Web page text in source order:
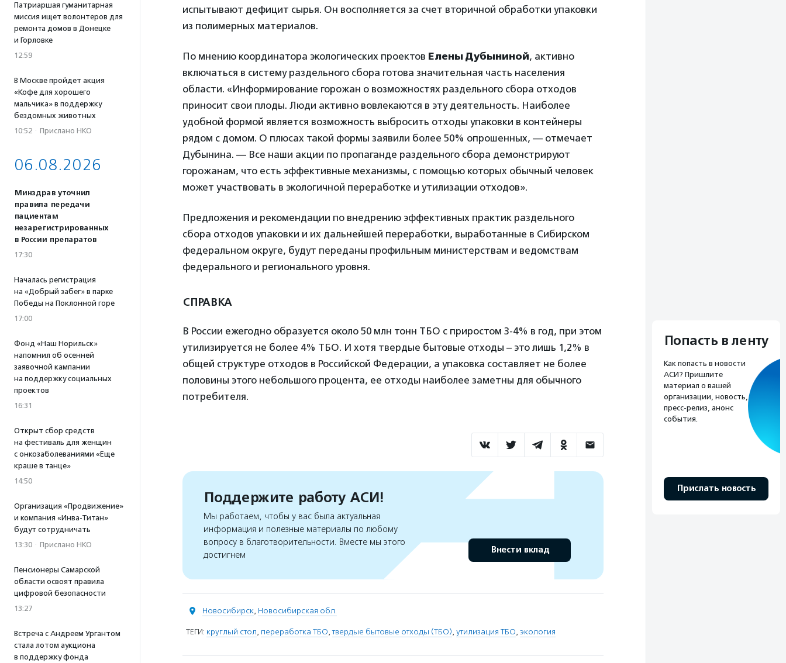
Патриаршая гуманитарная
миссия ищет волонтеров для
ремонта домов в Донецке
и Горловке
12:59
В Москве пройдет акция
«Кофе для хорошего
мальчика» в поддержку
бездомных животных
10:52 · Прислано НКО
06.08.2026
Минздрав уточнил
правила передачи
пациентам
незарегистрированных
в России препаратов
17:30
Началась регистрация
на «Добрый забег» в парке
Победы на Поклонной горе
17:00
Фонд «Наш Норильск»
напомнил об осенней
заявочной кампании
на поддержку социальных
проектов
16:31
Открыт сбор средств
на фестиваль для женщин
с онкозаболеваниями «Еще
краше в танце»
14:50
Организация «Продвижение»
и компания «Инва-Титан»
будут сотрудничать
13:30 · Прислано НКО
Пенсионеры Самарской
области освоят правила
цифровой безопасности
13:27
Встреча с Андреем Ургантом
стала лотом аукциона
в поддержку фонда
испытывают дефицит сырья. Он восполняется за счет вторичной обработки упаковки
из полимерных материалов.
По мнению координатора экологических проектов Елены Дубыниной, активно
включаться в систему раздельного сбора готова значительная часть населения
области. «Информирование горожан о возможностях раздельного сбора отходов
приносит свои плоды. Люди активно вовлекаются в эту деятельность. Наиболее
удобной формой является возможность выбросить отходы упаковки в контейнеры
рядом с домом. О плюсах такой формы заявили более 50% опрошенных, — отмечает
Дубынина. — Все наши акции по пропаганде раздельного сбора демонстрируют
горожанам, что есть эффективные механизмы, с помощью которых обычный человек
может участвовать в экологичной переработке и утилизации отходов».
Предложения и рекомендации по внедрению эффективных практик раздельного
сбора отходов упаковки и их дальнейшей переработки, выработанные в Сибирском
федеральном округе, будут переданы профильным министерствам и ведомствам
федерального и регионального уровня.
СПРАВКА
В России ежегодно образуется около 50 млн тонн ТБО с приростом 3-4% в год, при этом
утилизируется не более 4% ТБО. И хотя твердые бытовые отходы – это лишь 1,2% в
общей структуре отходов в Российской Федерации, а упаковка составляет не более
половины этого небольшого процента, ее отходы наиболее заметны для обычного
потребителя.
Поддержите работу АСИ!
Мы работаем, чтобы у вас была актуальная
информация и полезные материалы по любому
вопросу в благотворительности. Вместе мы этого
достигнем
Внести вклад
Новосибирск, Новосибирская обл.
ТЕГИ: круглый стол, переработка ТБО,твердые бытовые отходы (ТБО), утилизация ТБО, экология
Попасть в ленту
Как попасть в новости
АСИ? Пришлите
материал о вашей
организации, новость,
пресс-релиз, анонс
события.
Прислать новость